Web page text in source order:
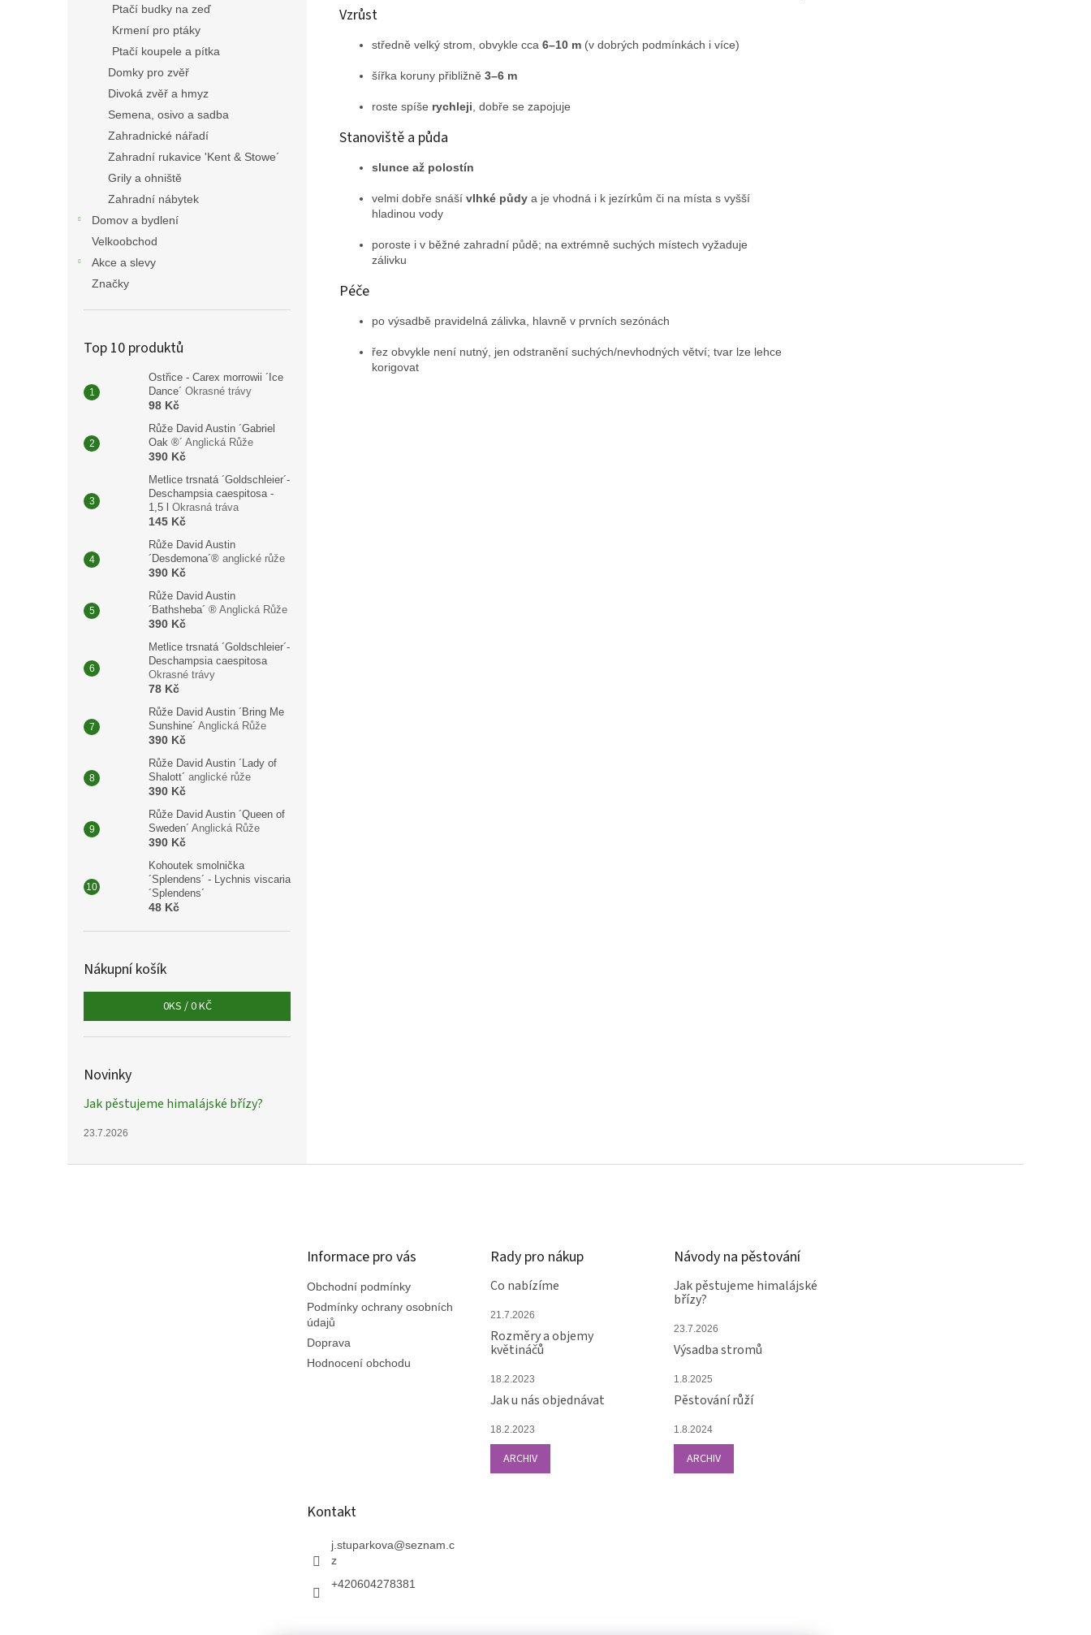
Ptačí budky na zeď
Krmení pro ptáky
Ptačí koupele a pítka
Domky pro zvěř
Divoká zvěř a hmyz
Semena, osivo a sadba
Zahradnické nářadí
Zahradní rukavice 'Kent & Stowe´
Grily a ohniště
Zahradní nábytek
Domov a bydlení
Velkoobchod
Akce a slevy
Značky
Top 10 produktů
Ostřice - Carex morrowii ´Ice
Dance´ Okrasné trávy
98 Kč
Růže David Austin ´Gabriel
Oak ®´ Anglická Růže
390 Kč
Metlice trsnatá ´Goldschleier´-
Deschampsia caespitosa -
1,5 l Okrasná tráva
145 Kč
Růže David Austin
´Desdemona´® anglické růže
390 Kč
Růže David Austin
´Bathsheba´ ® Anglická Růže
390 Kč
Metlice trsnatá ´Goldschleier´-
Deschampsia caespitosa
Okrasné trávy
78 Kč
Růže David Austin ´Bring Me
Sunshine´ Anglická Růže
390 Kč
Růže David Austin ´Lady of
Shalott´ anglické růže
390 Kč
Růže David Austin ´Queen of
Sweden´ Anglická Růže
390 Kč
Kohoutek smolnička
´Splendens´ - Lychnis viscaria
´Splendens´
48 Kč
Nákupní košík
0KS /0 KČ
Novinky
Jak pěstujeme himalájské břízy?
23.7.2026
Vzrůst
středně velký strom, obvykle cca 6–10 m (v dobrých podmínkách i více)
šířka koruny přibližně 3–6 m
roste spíše rychleji, dobře se zapojuje
Stanoviště a půda
slunce až polostín
velmi dobře snáší vlhké půdy a je vhodná i k jezírkům či na místa s vyšší
hladinou vody
poroste i v běžné zahradní půdě; na extrémně suchých místech vyžaduje
zálivku
Péče
po výsadbě pravidelná zálivka, hlavně v prvních sezónách
řez obvykle není nutný, jen odstranění suchých/nevhodných větví; tvar lze lehce
korigovat
Informace pro vás
Obchodní podmínky
Podmínky ochrany osobních
údajů
Doprava
Hodnocení obchodu
Rady pro nákup
Co nabízíme
21.7.2026
Rozměry a objemy
květináčů
18.2.2023
Jak u nás objednávat
18.2.2023
ARCHIV
Návody na pěstování
Jak pěstujeme himalájské
břízy?
23.7.2026
Výsadba stromů
1.8.2025
Pěstování růží
1.8.2024
ARCHIV
Kontakt
j.stuparkova@seznam.c
z
+420604278381